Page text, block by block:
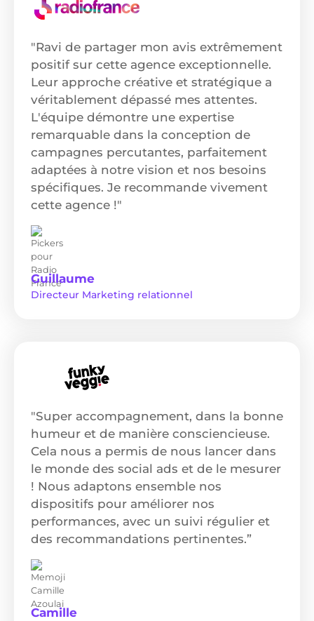
"Ravi de partager mon avis extrêmement
positif sur cette agence exceptionnelle.
Leur approche créative et stratégique a
véritablement dépassé mes attentes.
L'équipe démontre une expertise
remarquable dans la conception de
campagnes percutantes, parfaitement
adaptées à notre vision et nos besoins
spécifiques. Je recommande vivement
cette agence !"
Guillaume
Directeur Marketing relationnel
"Super accompagnement, dans la bonne
humeur et de manière consciencieuse.
Cela nous a permis de nous lancer dans
le monde des social ads et de le mesurer
! Nous adaptons ensemble nos
dispositifs pour améliorer nos
performances, avec un suivi régulier et
des recommandations pertinentes.”
Camille